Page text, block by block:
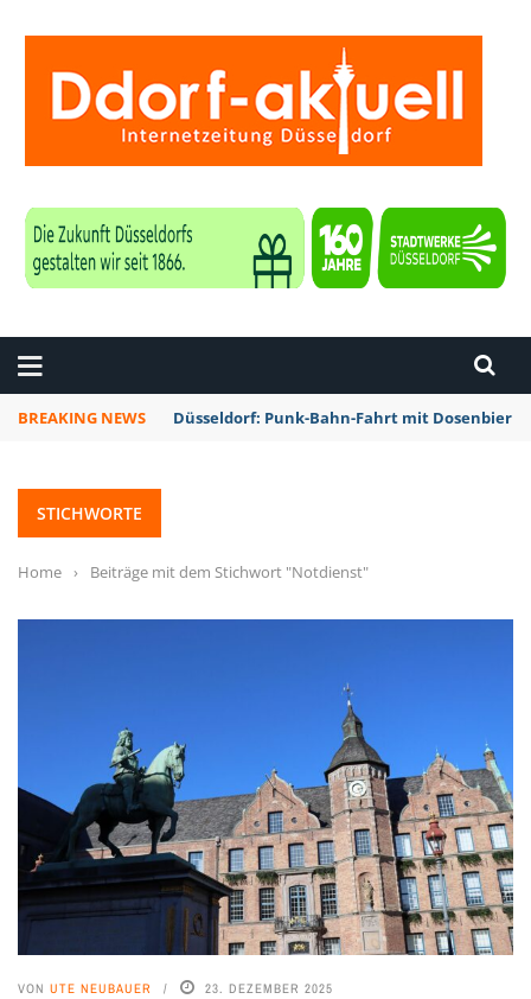
BREAKING NEWS Düsseldorf: Punk-Bahn-Fahrt mit Dosenbier
STICHWORTE
Home › Beiträge mit dem Stichwort "Notdienst"
VON UTE NEUBAUER 23. DEZEMBER 2025